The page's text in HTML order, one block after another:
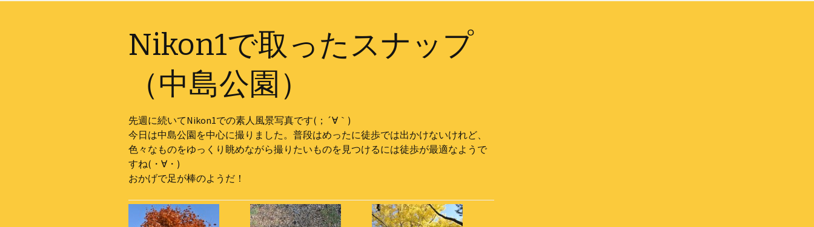
Nikon1で取ったスナップ
（中島公園）
先週に続いてNikon1での素人風景写真です(；´∀｀)
今日は中島公園を中心に撮りました。普段はめったに徒歩では出かけないけれど、
色々なものをゆっくり眺めながら撮りたいものを見つけるには徒歩が最適なようで
すね(・∀・)
おかげで足が棒のようだ！